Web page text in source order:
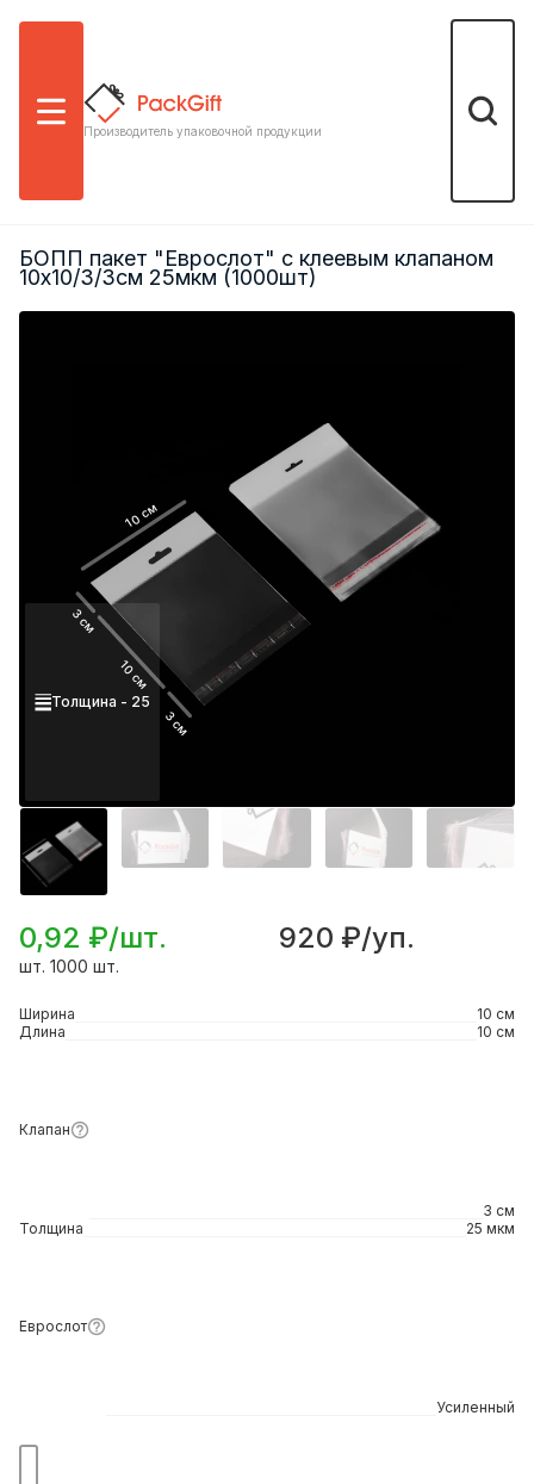
Меню
Производитель упаковочной продукции
Поиск
10 см
10 см
3 см
3 см
Толщина - 25
БОПП пакет "Еврослот" с клеевым клапаном
10х10/3/3см 25мкм (1000шт)
0,92 ₽/шт. 920 ₽/уп.
шт. 1000 шт.
Ширина
10 см
Длина
10 см
Клапан
3 см
Толщина
25 мкм
Еврослот
Усиленный